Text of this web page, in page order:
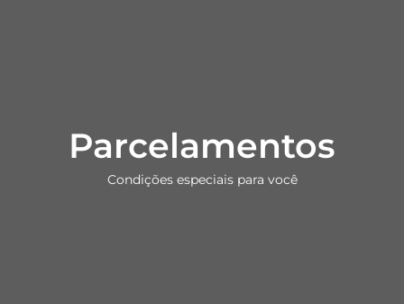
Parcelamentos
Condições especiais para você